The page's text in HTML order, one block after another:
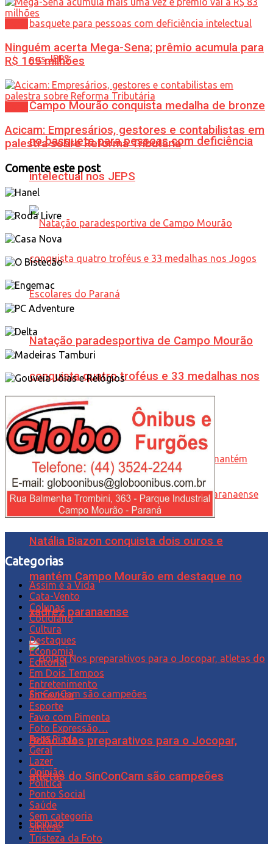
Campo Mourão conquista medalha de bronze
no basquete para pessoas com deficiência
intelectual nos JEPS
Natação paradesportiva de Campo Mourão
conquista quatro troféus e 33 medalhas nos
Jogos Escolares do Paraná
Natália Biazon conquista dois ouros e
mantém Campo Mourão em destaque no
xadrez paranaense
Bolão: Nos preparativos para o Jocopar,
atletas do SinConCam são campeões
Opinião
Ninguém acerta Mega-Sena; prêmio acumula para
R$ 165 milhões
Acicam: Empresários, gestores e contabilistas em
palestra sobre Reforma Tributária
Comente este post
Categorias
Assim é a Vida
Cata-Vento
Colunas
Cotidiano
Cultura
Destaques
Economia
Editorial
Em Dois Tempos
Entretenimento
Entrevista
Esporte
Favo com Pimenta
Foto Expressão…
Foto Piada
Geral
Lazer
Opinião
Política
Ponto Social
Saúde
Sem categoria
Síntese
Tristeza da Foto